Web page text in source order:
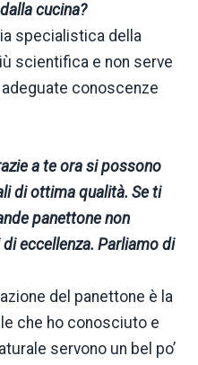
cucina?
specialistica della
scientifica e non serve
conoscenze
a te ora si possono
di ottima qualità. Se ti
panettone non
eccellenza. Parliamo di
del panettone è la
che ho conosciuto e
servono un bel po’